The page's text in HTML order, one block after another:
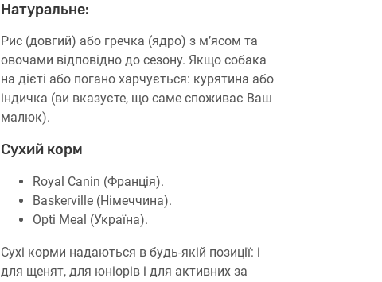
Натуральне:
Рис (довгий) або гречка (ядро) з м’ясом та
овочами відповідно до сезону. Якщо собака
на дієті або погано харчується: курятина або
індичка (ви вказуєте, що саме споживає Ваш
малюк).
Сухий корм
Royal Canin (Франція).
Baskerville (Німеччина).
Opti Meal (Україна).
Сухі корми надаються в будь-якій позиції: і
для щенят, для юніорів і для активних за